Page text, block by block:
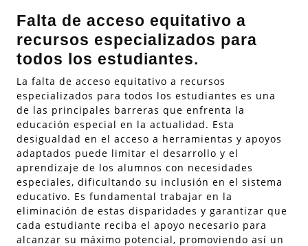
Falta de acceso equitativo a
recursos especializados para
todos los estudiantes.
La falta de acceso equitativo a recursos
especializados para todos los estudiantes es una
de las principales barreras que enfrenta la
educación especial en la actualidad. Esta
desigualdad en el acceso a herramientas y apoyos
adaptados puede limitar el desarrollo y el
aprendizaje de los alumnos con necesidades
especiales, dificultando su inclusión en el sistema
educativo. Es fundamental trabajar en la
eliminación de estas disparidades y garantizar que
cada estudiante reciba el apoyo necesario para
alcanzar su máximo potencial, promoviendo así un